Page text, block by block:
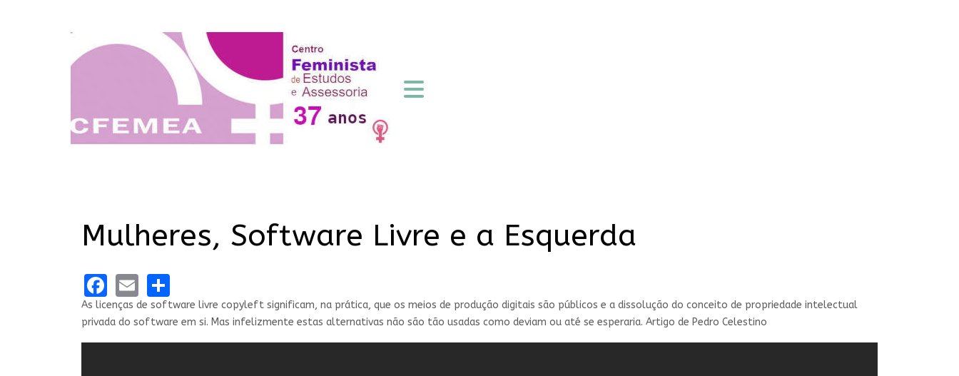
Mulheres, Software Livre e a Esquerda
Facebook
Email
As licenças de software livre copyleft significam, na prática, que os meios de produção digitais são públicos e a dissolução do conceito de propriedade intelectual
privada do software em si. Mas infelizmente estas alternativas não são tão usadas como deviam ou até se esperaria. Artigo de Pedro Celestino